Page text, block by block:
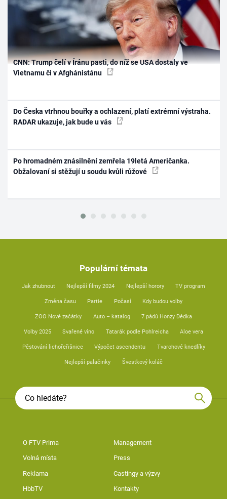
CNN: Trump čelí v Íránu pasti, do níž se USA dostaly ve
Vietnamu či v Afghánistánu
Do Česka vtrhnou bouřky a ochlazení, platí extrémní výstraha.
RADAR ukazuje, jak bude u vás
Po hromadném znásilnění zemřela 19letá Američanka.
Obžalovaní si stěžují u soudu kvůli růžové
Populární témata
Jak zhubnout Nejlepší filmy 2024 Nejlepší horory TV program
Změna času Partie Počasí Kdy budou volby
ZOO Nové začátky Auto – katalog 7 pádů Honzy Dědka
Volby 2025 Svařené víno Tatarák podle Pohlreicha Aloe vera
Pěstování lichořeřišnice Výpočet ascendentu Tvarohové knedlíky
Nejlepší palačinky Švestkový koláč
O FTV Prima Management
Volná místa Press
Reklama Castingy a výzvy
HbbTV Kontakty